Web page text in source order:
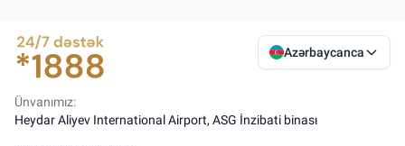
Azərbaycanca
Ünvanımız:
Heydar Aliyev International Airport, ASG İnzibati binası